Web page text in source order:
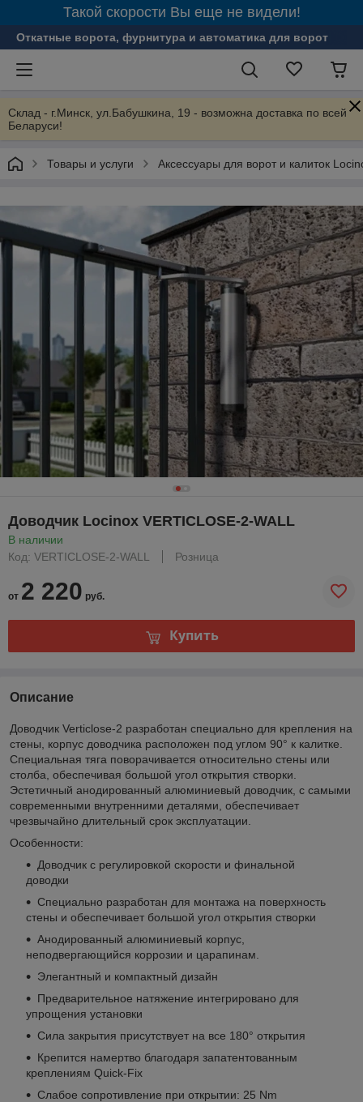
Такой скорости Вы еще не видели!
Откатные ворота, фурнитура и автоматика для ворот
Склад - г.Минск, ул.Бабушкина, 19 - возможна доставка по всей
Беларуси!
Товары и услуги Аксессуары для ворот и калиток
Доводчик Locinox VERTICLOSE-2-WALL
В наличии
Код: VERTICLOSE-2-WALL
Розница
от 2 220 руб.
Купить
Описание
Доводчик Verticlose-2 разработан специально для крепления на
стены, корпус доводчика расположен под углом 90° к калитке.
Специальная тяга поворачивается относительно стены или
столба, обеспечивая большой угол открытия створки.
Эстетичный анодированный алюминиевый доводчик, с самыми
современными внутренними деталями, обеспечивает
чрезвычайно длительный срок эксплуатации.
Особенности:
Доводчик с регулировкой скорости и финальной
доводки
Специально разработан для монтажа на поверхность
стены и обеспечивает большой угол открытия створки
Анодированный алюминиевый корпус,
неподвергающийся коррозии и царапинам.
Элегантный и компактный дизайн
Предварительное натяжение интегрировано для
упрощения установки
Сила закрытия присутствует на все 180° открытия
Крепится намертво благодаря запатентованным
креплениям Quick-Fix
Слабое сопротивление при открытии: 25 Nm